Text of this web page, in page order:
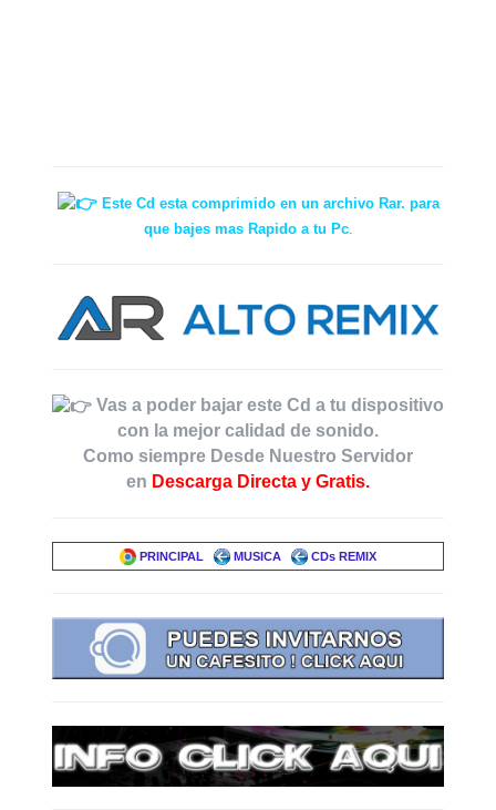
Este Cd esta comprimido en un archivo Rar. para
que bajes mas Rapido a tu Pc.
Vas a poder bajar este Cd a tu dispositivo
con la mejor calidad de sonido.
Como siempre Desde Nuestro Servidor
en Descarga Directa y Gratis.
PRINCIPAL MUSICA CDs REMIX